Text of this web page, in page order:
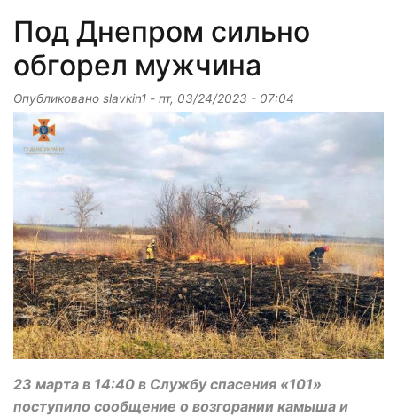
Под Днепром сильно
обгорел мужчина
Опубликовано slavkin1 - пт, 03/24/2023 - 07:04
23 марта в 14:40 в Службу спасения «101»
поступило сообщение о возгорании камыша и